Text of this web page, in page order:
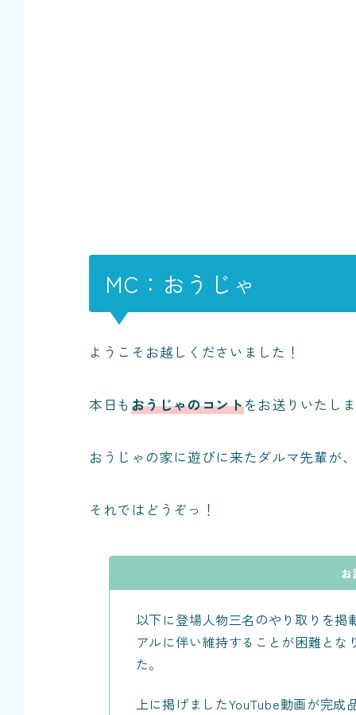
MC：おうじゃ
ようこそお越しくださいました！
本日もおうじゃのコントをお送りいたし
おうじゃの家に遊びに来たダルマ先輩
それではどうぞっ！
以下に登場人物三名のやり取りを
アルに伴い維持することが困難と
た。
上に掲げましたYouTube動画が完